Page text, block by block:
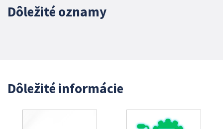
Dôležité oznamy
Dôležité informácie